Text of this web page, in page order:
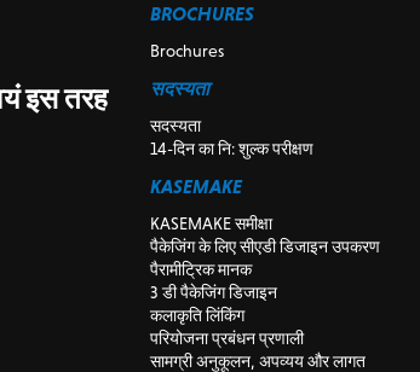
इस तरह
BROCHURES
Brochures
सदस्यता
सदस्यता
14-दिन का नि: शुल्क परीक्षण
KASEMAKE
KASEMAKE समीक्षा
पैकेजिंग के लिए सीएडी डिजाइन उपकरण
पैरामीट्रिक मानक
3 डी पैकेजिंग डिजाइन
कलाकृति लिंकिंग
परियोजना प्रबंधन प्रणाली
सामग्री अनुकूलन, अपव्यय और लागत